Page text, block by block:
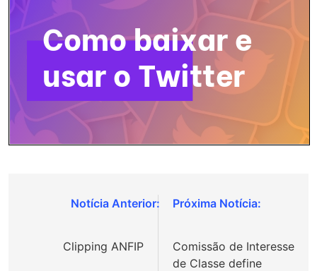
Navegação
Clipping ANFIP
Comissão de Interesse
de Classe define